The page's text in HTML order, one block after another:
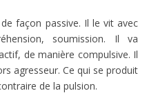
façon passive. Il le vit avec
soumission. Il va
de manière compulsive. Il
agresseur. Ce qui se produit
de la pulsion.